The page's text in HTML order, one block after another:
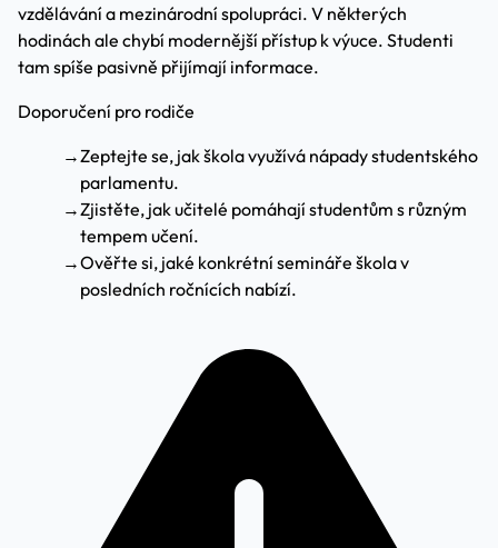
vzdělávání a mezinárodní spolupráci. V některých
hodinách ale chybí modernější přístup k výuce. Studenti
tam spíše pasivně přijímají informace.
Doporučení pro rodiče
→Zeptejte se, jak škola využívá nápady studentského
parlamentu.
→Zjistěte, jak učitelé pomáhají studentům s různým
tempem učení.
→Ověřte si, jaké konkrétní semináře škola v
posledních ročnících nabízí.